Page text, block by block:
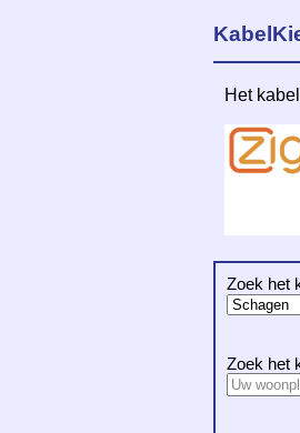
Het
Zoek het
Zoek het